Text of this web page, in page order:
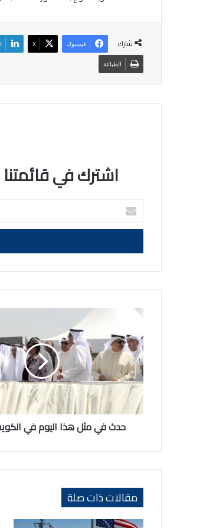
شارك فيسبوك ‫X
الطباعة
اشترك في
اكتب
بريدك
الالكتروني
حدث
مثل
هذا
اليوم
في
الكويت..
30
مايو
حدث في مثل هذا اليوم في الكويت.. 30
مقالات ذات صلة